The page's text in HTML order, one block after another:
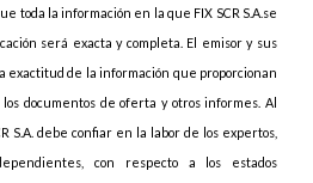
toda la información en la que FIX SCR S.A.se
será exacta y completa. El emisor y sus
exactitud de la información que proporcionan
los documentos de oferta y otros informes. Al
S.A. debe confiar en la labor de los expertos,
con respecto a los estados